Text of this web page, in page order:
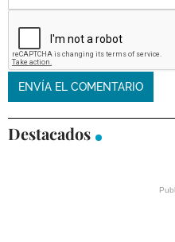
Destacados